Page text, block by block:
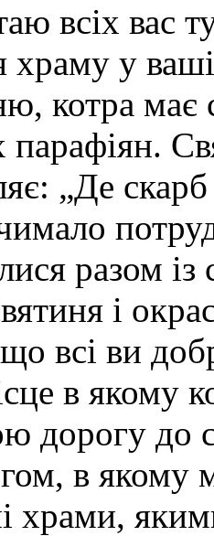
всіх вас
храму у
котра
парафіян.
„Де
разом
і
всі ви
в якому
дорогу до
в якому
храми,